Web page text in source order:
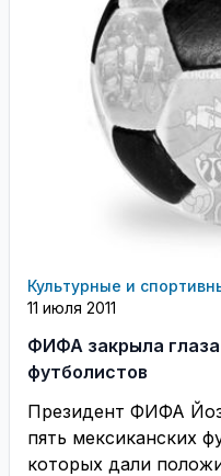
Культурные и
11 июля 2011
ФИФА закрыла
футболистов
Президент ФИФА
пять мексиканских
которых дали